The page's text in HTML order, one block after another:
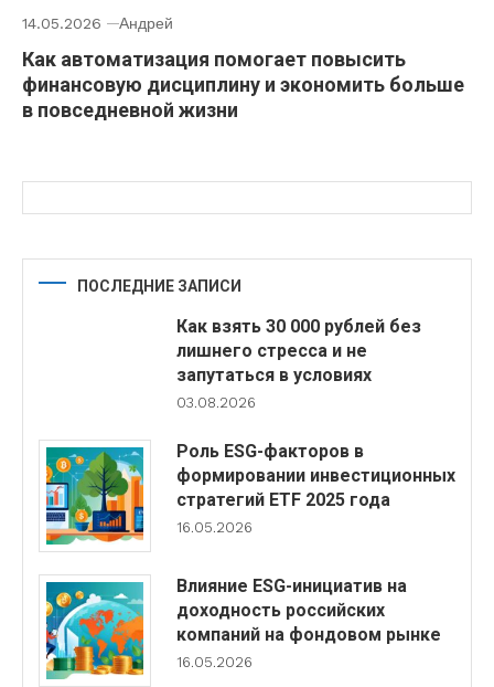
14.05.2026 Андрей
Как автоматизация помогает повысить
финансовую дисциплину и экономить больше
в повседневной жизни
ПОСЛЕДНИЕ ЗАПИСИ
Как взять 30 000 рублей без
лишнего стресса и не
запутаться в условиях
03.08.2026
Роль ESG-факторов в
формировании инвестиционных
стратегий ETF 2025 года
16.05.2026
Влияние ESG-инициатив на
доходность российских
компаний на фондовом рынке
16.05.2026